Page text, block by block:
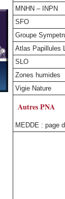
MNHN – INPN
SFO
Groupe
Atlas Papillules
SLO
Zones humides
Vigie Nature
Autres PNA
MEDDE : page